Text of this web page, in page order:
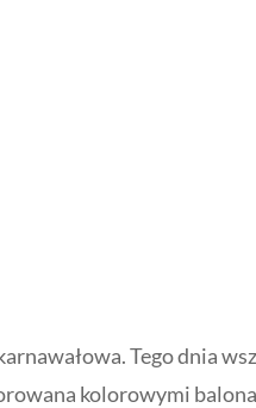
Tego dnia
kolorowymi